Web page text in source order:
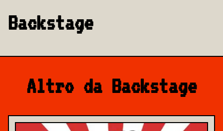
Backstage
Altro da Backstage